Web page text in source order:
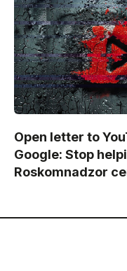
Open letter to
Google: Stop
Roskomnadzor